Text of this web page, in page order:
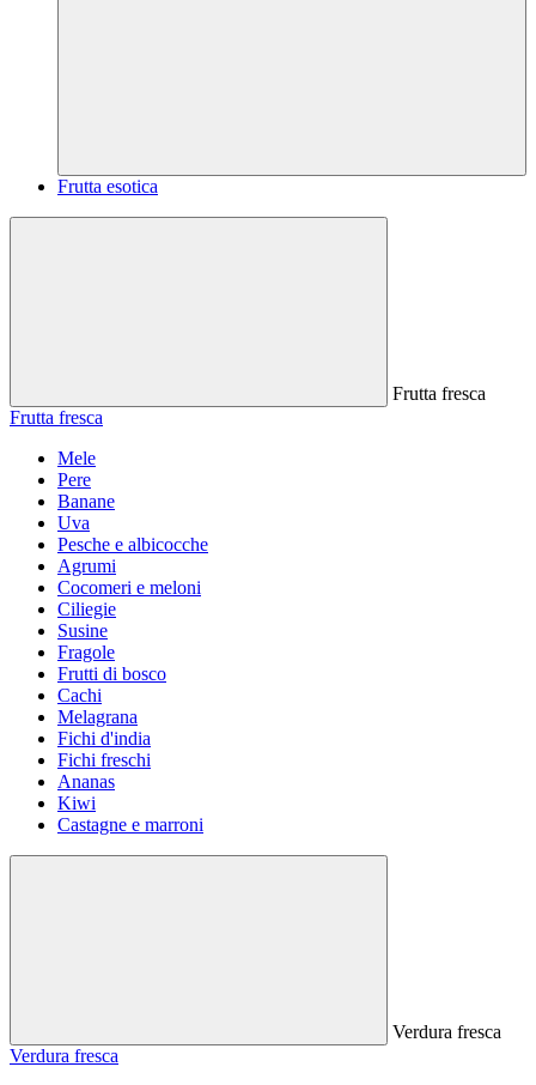
Frutta esotica
Frutta fresca
Frutta fresca
Mele
Pere
Banane
Uva
Pesche e albicocche
Agrumi
Cocomeri e meloni
Ciliegie
Susine
Fragole
Frutti di bosco
Cachi
Melagrana
Fichi d'india
Fichi freschi
Ananas
Kiwi
Castagne e marroni
Verdura fresca
Verdura fresca